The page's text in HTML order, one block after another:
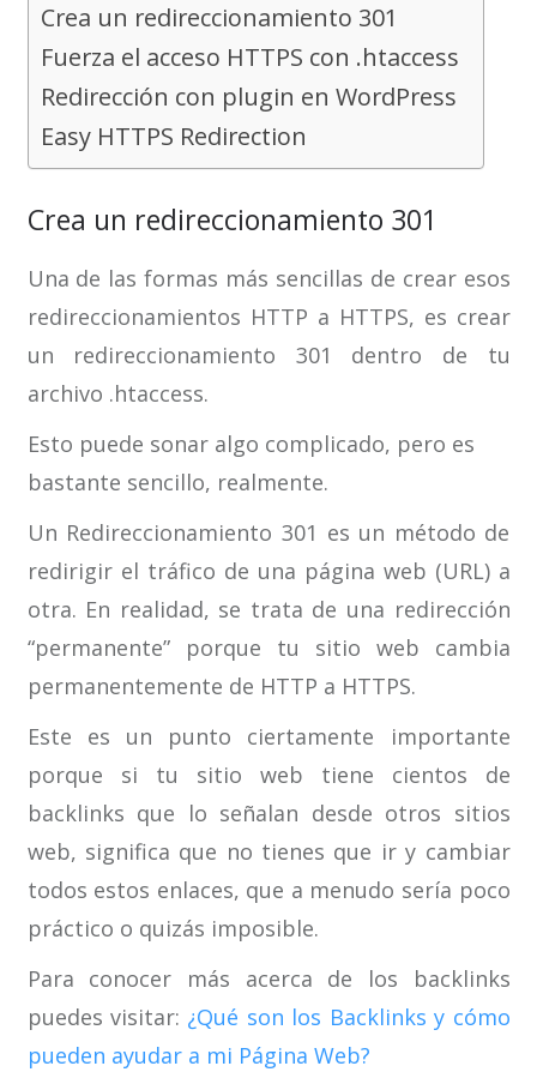
Crea un redireccionamiento 301
Fuerza el acceso HTTPS con .htaccess
Redirección con plugin en WordPress
Easy HTTPS Redirection
Crea un redireccionamiento 301
Una de las formas más sencillas de crear esos
redireccionamientos HTTP a HTTPS, es crear
un redireccionamiento 301 dentro de tu
archivo .htaccess.
Esto puede sonar algo complicado, pero es
bastante sencillo, realmente.
Un Redireccionamiento 301 es un método de
redirigir el tráfico de una página web (URL) a
otra. En realidad, se trata de una redirección
“permanente” porque tu sitio web cambia
permanentemente de HTTP a HTTPS.
Este es un punto ciertamente importante
porque si tu sitio web tiene cientos de
backlinks que lo señalan desde otros sitios
web, significa que no tienes que ir y cambiar
todos estos enlaces, que a menudo sería poco
práctico o quizás imposible.
Para conocer más acerca de los backlinks
puedes visitar: ¿Qué son los Backlinks y cómo
pueden ayudar a mi Página Web?